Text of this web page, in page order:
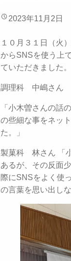
2023年11月2日
１０月３１日（火
からSNSを使う上
ていただきました。
調理科 中嶋さん
「小木曽さんの話
の些細な事をネッ
た。」
製菓科 林さん 「
あるが、その反面
際にSNSをよく使
の言葉を思い出し